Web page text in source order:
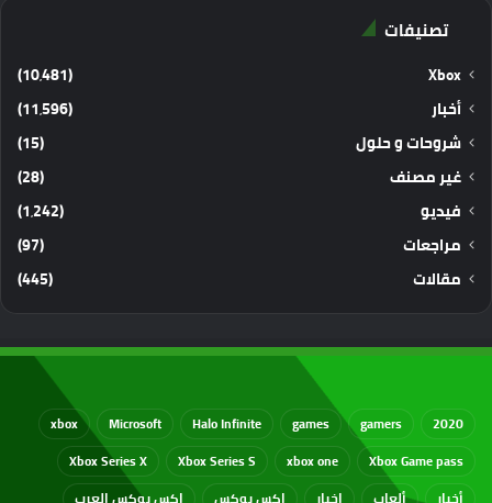
تصنيفات
Xbox
(10٬481)
أخبار
(11٬596)
شروحات و حلول
(15)
غير مصنف
(28)
فيديو
(1٬242)
مراجعات
(97)
مقالات
(445)
2020
gamers
games
Halo Infinite
Microsoft
xbox
Xbox Game pass
xbox one
Xbox Series S
Xbox Series X